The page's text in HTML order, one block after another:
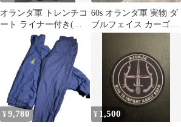
オランダ軍 トレンチコ
ート ライナー付き(デ
ッドストック)
60s オランダ軍 実物 ダ
ブルフェイス カーゴパ
¥ 9,780 ¥ 1,500